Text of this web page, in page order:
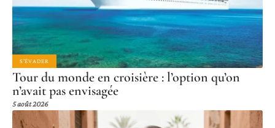
S'ÉVADER
Tour du monde en croisière : l’option qu’on
n’avait pas envisagée
5 août 2026